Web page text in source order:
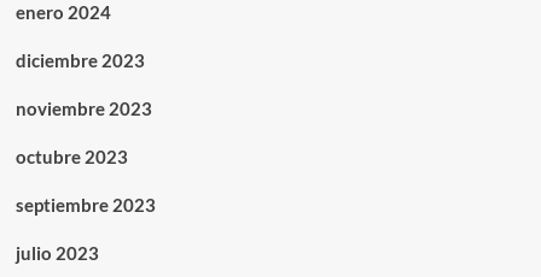
enero 2024
diciembre 2023
noviembre 2023
octubre 2023
septiembre 2023
julio 2023